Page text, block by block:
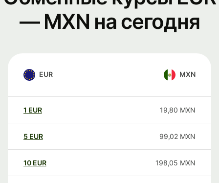
— MXN на сегодня
EUR MXN
1 EUR 19,80 MXN
5 EUR 99,02 MXN
10 EUR 198,05 MXN